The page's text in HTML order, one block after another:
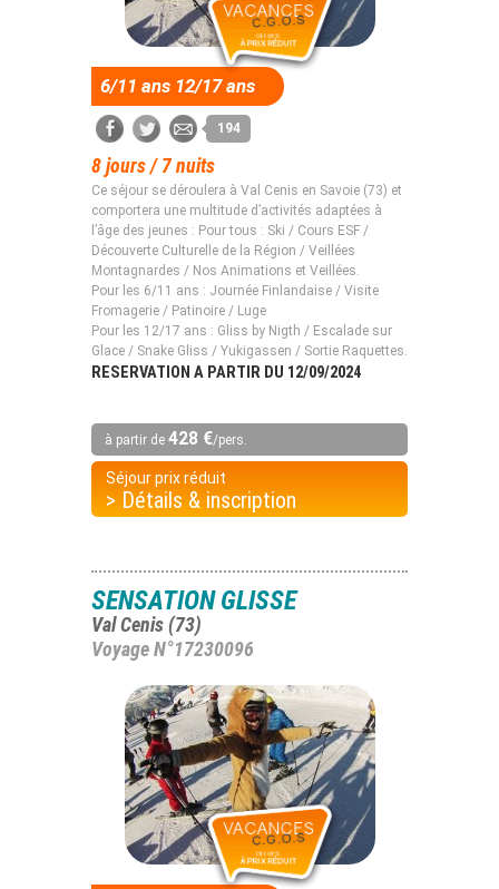
6/11 ans 12/17 ans
194
8 jours / 7 nuits
Ce séjour se déroulera à Val Cenis en Savoie (73) et
comportera une multitude d’activités adaptées à
l’âge des jeunes : Pour tous : Ski / Cours ESF /
Découverte Culturelle de la Région / Veillées
Montagnardes / Nos Animations et Veillées.
Pour les 6/11 ans : Journée Finlandaise / Visite
Fromagerie / Patinoire / Luge
Pour les 12/17 ans : Gliss by Nigth / Escalade sur
Glace / Snake Gliss / Yukigassen / Sortie Raquettes.
RESERVATION A PARTIR DU 12/09/2024
à partir de 428 €/pers.
Séjour prix réduit
> Détails & inscription
SENSATION GLISSE
Val Cenis (73)
Voyage N°17230096